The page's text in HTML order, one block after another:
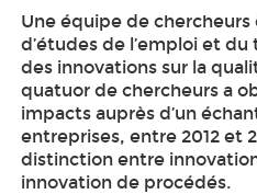
Une équipe de
d’études de l’emploi et
des innovations sur la
quatuor de chercheurs a
impacts auprès d’un
entreprises, entre 2012 et
distinction entre
innovation de procédés.